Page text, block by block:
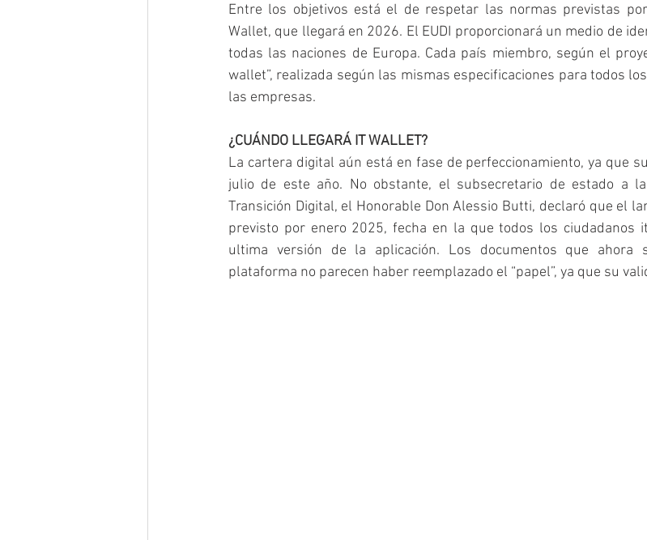
Entre los objetivos está el de respetar las normas previstas
Wallet, que llegará en 2026. El EUDI proporcionará un medio de
todas las naciones de Europa. Cada país miembro, según el
wallet”, realizada según las mismas especificaciones para todos
las empresas.
¿CUÁNDO LLEGARÁ IT WALLET?
La cartera digital aún está en fase de perfeccionamiento, ya que
julio de este año. No obstante, el subsecretario de estado a la
Transición Digital, el Honorable Don Alessio Butti, declaró que el
previsto por enero 2025, fecha en la que todos los ciudadanos
ultima versión de la aplicación. Los documentos que ahora
plataforma no parecen haber reemplazado el “papel”, ya que su